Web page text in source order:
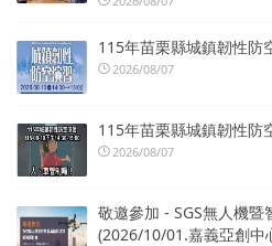
115年苗栗縣城鎮韌性防
2026/08/07
115年苗栗縣城鎮韌性防
2026/08/07
敬邀參加 - SGS無人機
(2026/10/01.嘉義亞創中